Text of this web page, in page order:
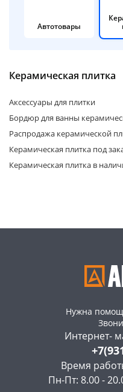
Автотовары
Керамическая плитка
Аксессуары для плитки
Бордюр для ванны
Распродажа керамической
Керамическая плитка под
Керамическая плитка в
Нужна
Интернет-
Время
Пн-Пт: 8.00 -